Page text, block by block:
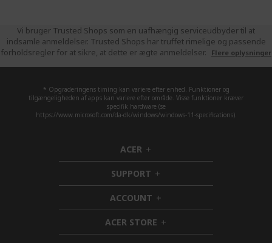
Vi bruger Trusted Shops som en uafhængig serviceudbyder til at
indsamle anmeldelser. Trusted Shops har truffet rimelige og passende
forholdsregler for at sikre, at dette er ægte anmeldelser.
Flere oplysninger
* Opgraderingens timing kan variere efter enhed. Funktioner og
tilgængeligheden af apps kan variere efter område. Visse funktioner kræver
specifik hardware (se
https://www.microsoft.com/da-dk/windows/windows-11-specifications).
ACER h
i
d
d
e
n
SUPPORT h
i
d
e
n
ACCOUNT h
i
d
d
ACER STORE h
i